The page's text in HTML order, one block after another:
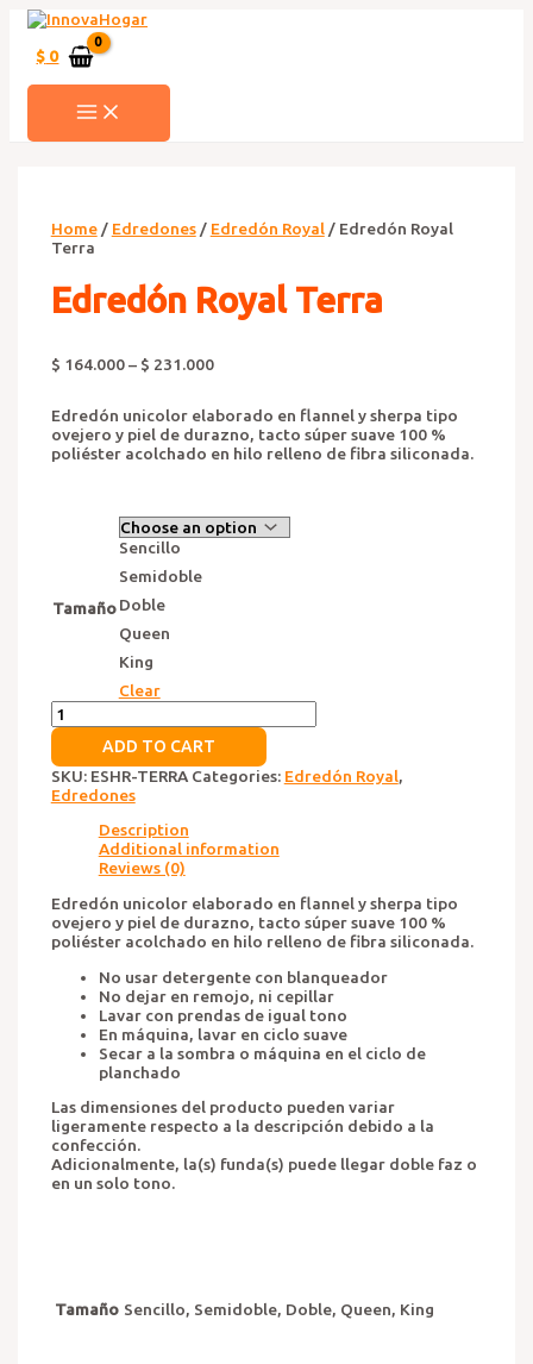
contenido
$ 0
MAIN
MENU
Home/ Edredones/ Edredón Royal/ Edredón Royal
Terra
Edredón Royal Terra
$ 164.000– $ 231.000
Edredón unicolor elaborado en flannel y sherpa tipo
ovejero y piel de durazno, tacto súper suave 100 %
poliéster acolchado en hilo relleno de fibra siliconada.
Tamaño
Sencillo
Semidoble
Doble
Queen
King
Clear
Edredón
Royal
quantity
ADD TO CART
SKU: ESHR-TERRA Categories: Edredón Royal,
Edredones
Description
Additional information
Reviews (0)
Edredón unicolor elaborado en flannel y sherpa tipo
ovejero y piel de durazno, tacto súper suave 100 %
poliéster acolchado en hilo relleno de fibra siliconada.
No usar detergente con blanqueador
No dejar en remojo, ni cepillar
Lavar con prendas de igual tono
En máquina, lavar en ciclo suave
Secar a la sombra o máquina en el ciclo de
planchado
Las dimensiones del producto pueden variar
ligeramente respecto a la descripción debido a la
confección.
Adicionalmente, la(s) funda(s) puede llegar doble faz o
en un solo tono.
Tamaño Sencillo, Semidoble, Doble, Queen, King